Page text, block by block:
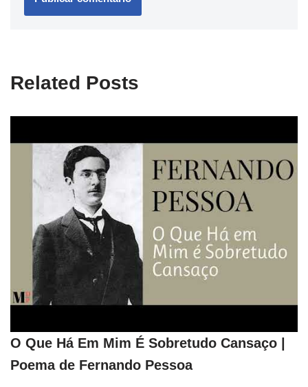
Related Posts
O Que Há Em Mim É Sobretudo Cansaço |
Poema de Fernando Pessoa